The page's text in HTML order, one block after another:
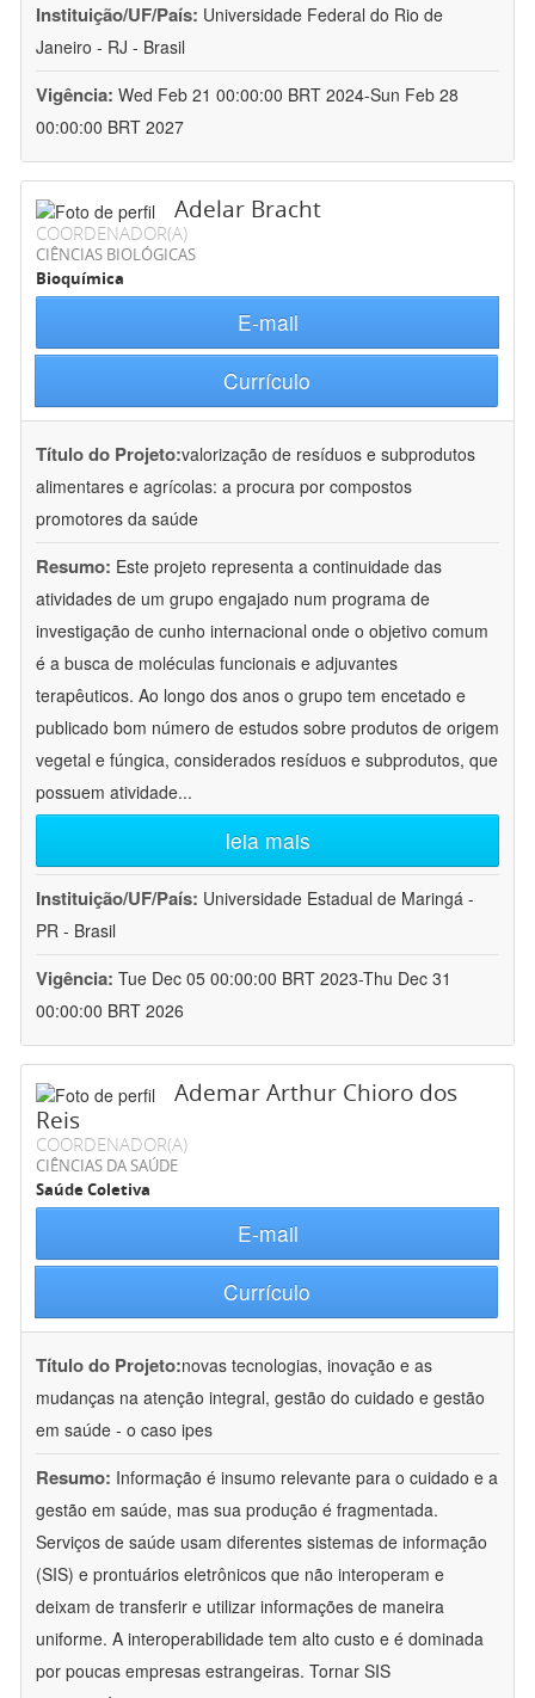
Instituição/UF/País: Universidade Federal do Rio de
Janeiro - RJ - Brasil
Vigência: Wed Feb 21 00:00:00 BRT 2024-Sun Feb 28
00:00:00 BRT 2027
Adelar Bracht
COORDENADOR(A)
CIÊNCIAS BIOLÓGICAS
Bioquímica
E-mail
Currículo
Título do Projeto:valorização de resíduos e subprodutos
alimentares e agrícolas: a procura por compostos
promotores da saúde
Resumo: Este projeto representa a continuidade das
atividades de um grupo engajado num programa de
investigação de cunho internacional onde o objetivo comum
é a busca de moléculas funcionais e adjuvantes
terapêuticos. Ao longo dos anos o grupo tem encetado e
publicado bom número de estudos sobre produtos de origem
vegetal e fúngica, considerados resíduos e subprodutos, que
possuem atividade...
leia mais
Instituição/UF/País: Universidade Estadual de Maringá -
PR - Brasil
Vigência: Tue Dec 05 00:00:00 BRT 2023-Thu Dec 31
00:00:00 BRT 2026
Ademar Arthur Chioro dos
Reis
COORDENADOR(A)
CIÊNCIAS DA SAÚDE
Saúde Coletiva
E-mail
Currículo
Título do Projeto:novas tecnologias, inovação e as
mudanças na atenção integral, gestão do cuidado e gestão
em saúde - o caso ipes
Resumo: Informação é insumo relevante para o cuidado e a
gestão em saúde, mas sua produção é fragmentada.
Serviços de saúde usam diferentes sistemas de informação
(SIS) e prontuários eletrônicos que não interoperam e
deixam de transferir e utilizar informações de maneira
uniforme. A interoperabilidade tem alto custo e é dominada
por poucas empresas estrangeiras. Tornar SIS